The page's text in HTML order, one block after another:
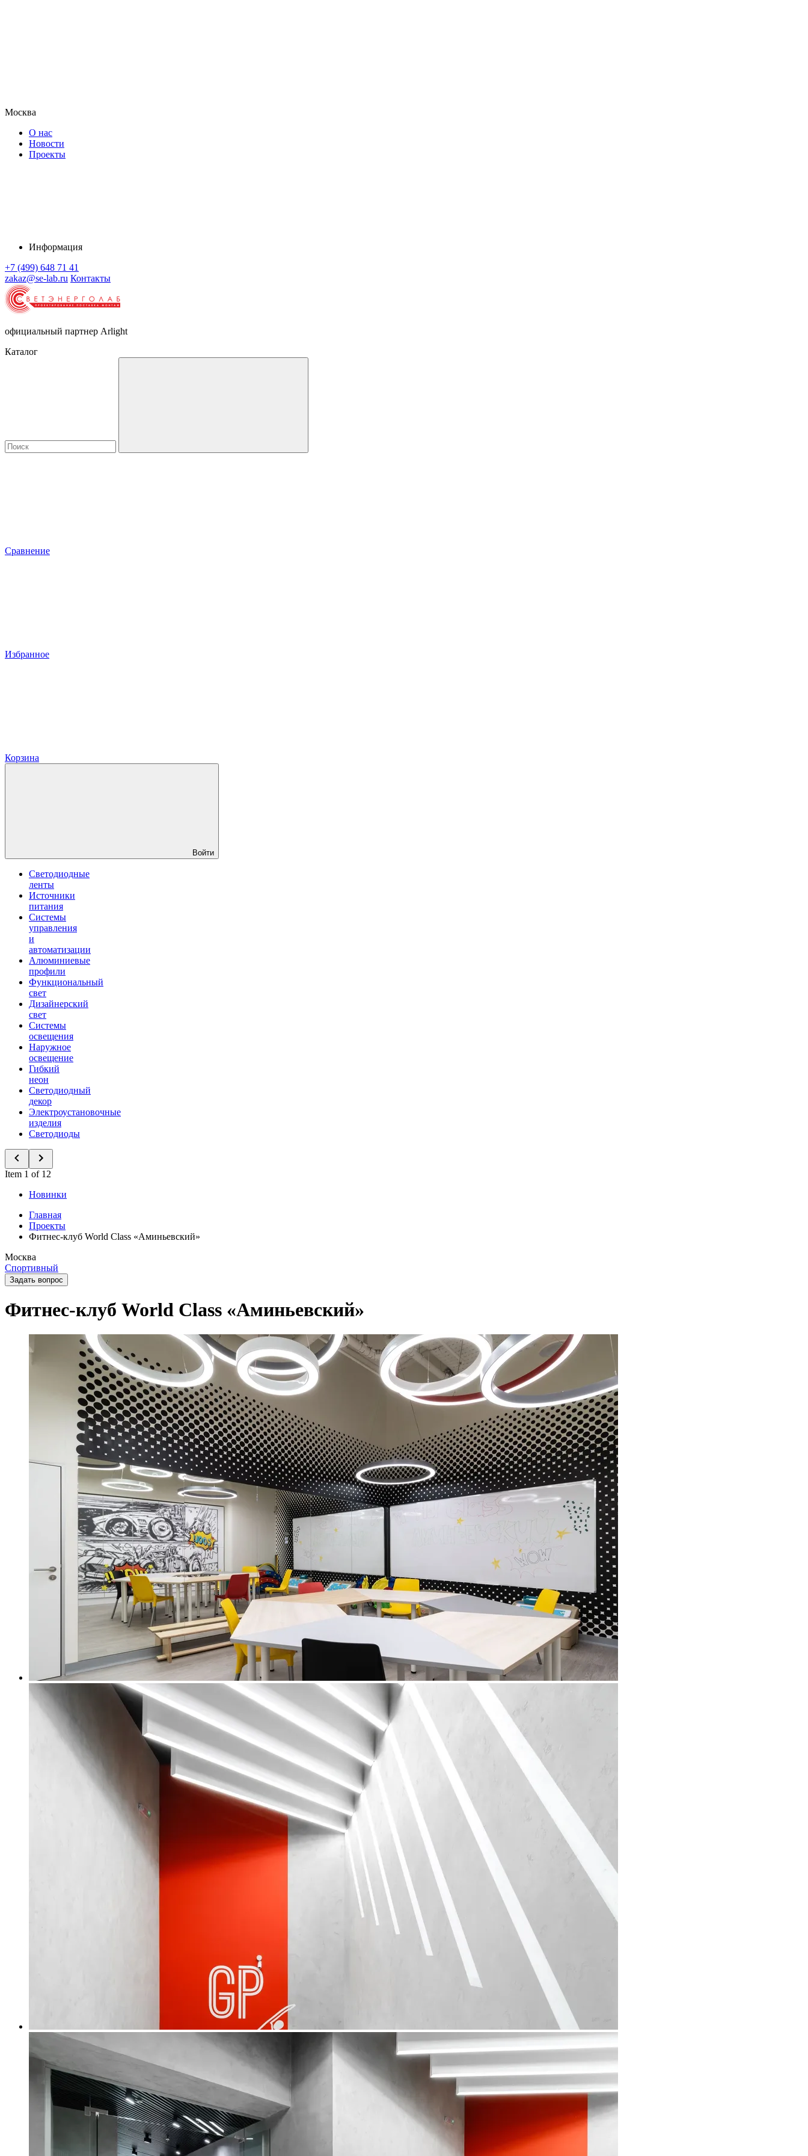
Москва
О нас
Новости
Проекты
Информация
+7 (499) 648 71 41
zakaz@se-lab.ru Контакты
официальный партнер Arlight
Каталог
Сравнение
Избранное
Корзина
Войти
Светодиодные
ленты
Источники
питания
Системы
управления
и
автоматизации
Алюминиевые
профили
Функциональный
свет
Дизайнерский
свет
Системы
освещения
Наружное
освещение
Гибкий
неон
Светодиодный
декор
Электроустановочные
изделия
Светодиоды
Item 1 of 12
Новинки
Главная
Проекты
Фитнес-клуб World Class «Аминьевский»
Москва
Спортивный
Задать вопрос
Фитнес-клуб World Class «Аминьевский»